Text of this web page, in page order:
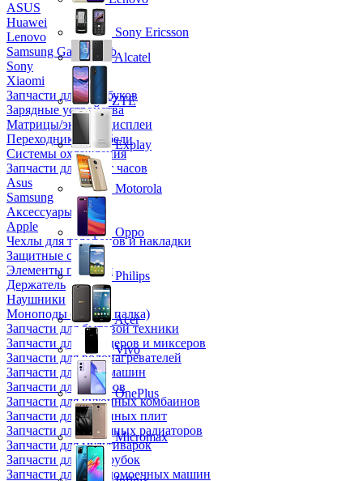
ASUS
Huawei
Lenovo
Samsung Galaxy Tab
Sony
Xiaomi
Запчасти для ноутбуков
Зарядные устройства
Матрицы/экраны/дисплеи
Переходники и кабели
Системы охлаждения
Запчасти для смарт часов
Asus
Samsung
Аксессуары
Apple
Чехлы для телефонов и накладки
Защитные стекла
Элементы питания
Держатель
Наушники
Моноподы (Селфи палка)
Запчасти для бытовой техники
Запчасти для блендеров и миксеров
Запчасти для водонагревателей
Запчасти для кофемашин
Запчасти для кулеров
Запчасти для кухонных комбаинов
Запчасти для кухонных плит
Запчасти для масляных радиаторов
Запчасти для мультиварок
Запчасти для мясорубок
Запчасти для посудомоечных машин
Sony Ericsson
Alcatel
ZTE
Explay
Motorola
Oppo
Philips
Acer
Vivo
OnePlus
Micromax